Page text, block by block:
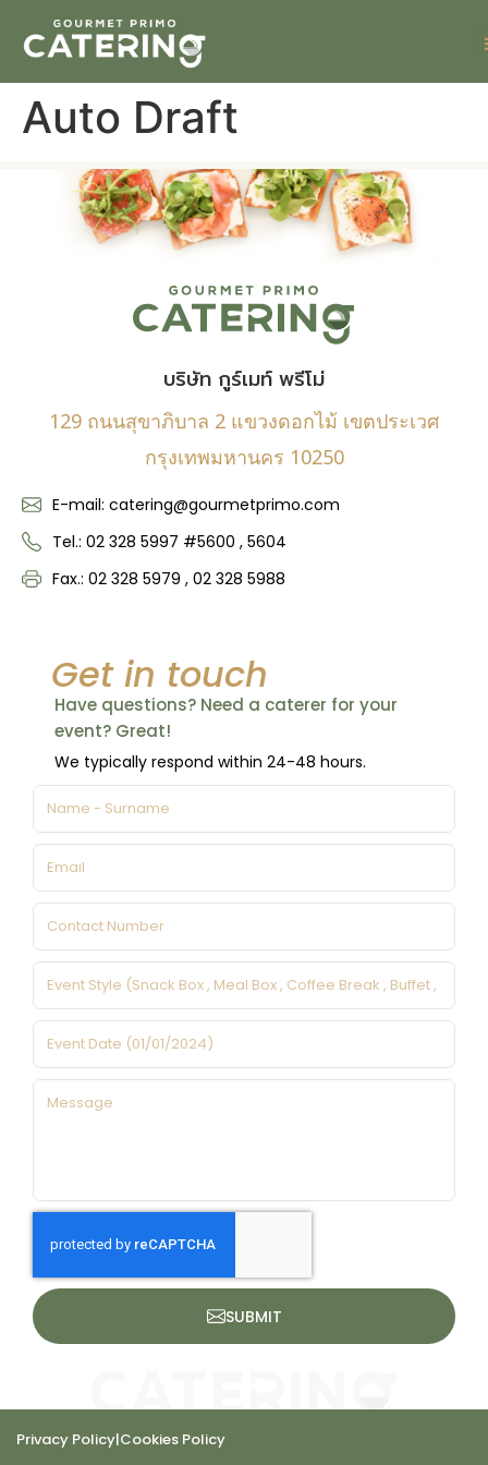
Auto Draft
บริษัท กูร์เมท์ พรีโม่
129 ถนนสุขาภิบาล 2 แขวงดอกไม้ เขตประเวศ
กรุงเทพมหานคร 10250
E-mail: catering@gourmetprimo.com
Tel.: 02 328 5997 #5600 , 5604
Fax.: 02 328 5979 , 02 328 5988
Get in touch
Have questions? Need a caterer for your
event? Great!
We typically respond within 24-48 hours.
SUBMIT
Privacy Policy|Cookies Policy